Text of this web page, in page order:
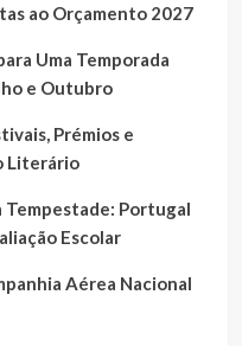
ao Orçamento 2027
Uma Temporada
e Outubro
Prémios e
Literário
Tempestade: Portugal
Escolar
Aérea Nacional